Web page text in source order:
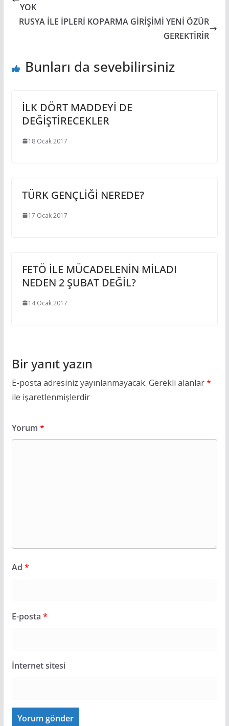
YOK
RUSYA İLE İPLERİ KOPARMA GİRİŞİMİ YENİ ÖZÜR
GEREKTİRİR
Bunları da sevebilirsiniz
İLK DÖRT MADDEYİ DE
DEĞİŞTİRECEKLER
18 Ocak 2017
TÜRK GENÇLİĞİ NEREDE?
17 Ocak 2017
FETÖ İLE MÜCADELENİN MİLADI
NEDEN 2 ŞUBAT DEĞİL?
14 Ocak 2017
Bir yanıt yazın
E-posta adresiniz yayınlanmayacak. Gerekli alanlar*
ile işaretlenmişlerdir
Yorum *
Ad *
E-posta *
İnternet sitesi